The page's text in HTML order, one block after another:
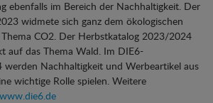
ebenfalls im Bereich der Nachhaltigkeit. Der
widmete sich ganz dem ökologischen
CO2. Der Herbstkatalog 2023/2024
auf das Thema Wald. Im DIE6-
werden Nachhaltigkeit und Werbeartikel aus
wichtige Rolle spielen. Weitere
www.die6.de